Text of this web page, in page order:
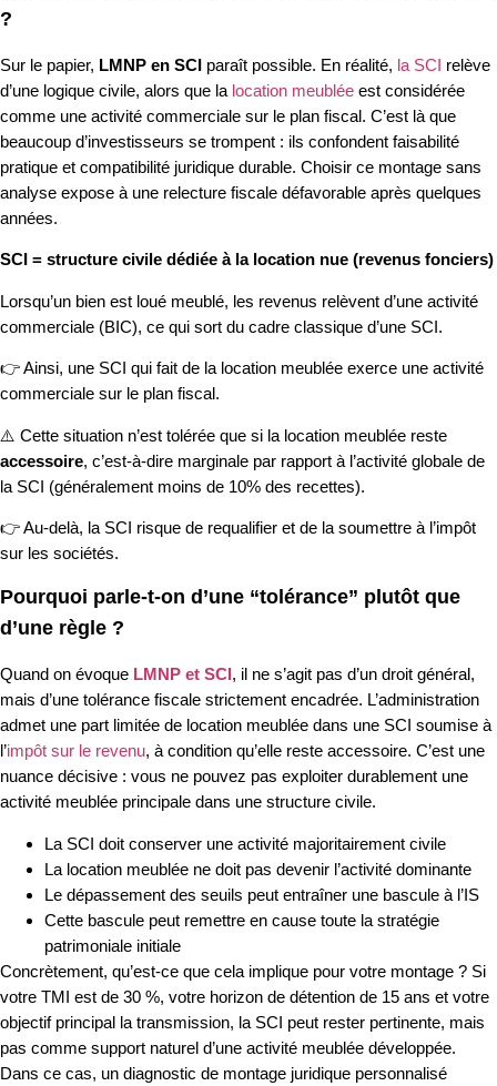
?
Sur le papier, LMNP en SCI paraît possible. En réalité, la SCI relève
d’une logique civile, alors que la location meublée est considérée
comme une activité commerciale sur le plan fiscal. C’est là que
beaucoup d’investisseurs se trompent : ils confondent faisabilité
pratique et compatibilité juridique durable. Choisir ce montage sans
analyse expose à une relecture fiscale défavorable après quelques
années.
SCI = structure civile dédiée à la location nue (revenus fonciers)
Lorsqu’un bien est loué meublé, les revenus relèvent d’une activité
commerciale (BIC), ce qui sort du cadre classique d’une SCI.
👉 Ainsi, une SCI qui fait de la location meublée exerce une activité
commerciale sur le plan fiscal.
⚠️ Cette situation n’est tolérée que si la location meublée reste
accessoire, c’est-à-dire marginale par rapport à l’activité globale de
la SCI (généralement moins de 10% des recettes).
👉 Au-delà, la SCI risque de requalifier et de la soumettre à l’impôt
sur les sociétés.
Pourquoi parle-t-on d’une “tolérance” plutôt que
d’une règle ?
Quand on évoque LMNP et SCI, il ne s’agit pas d’un droit général,
mais d’une tolérance fiscale strictement encadrée. L’administration
admet une part limitée de location meublée dans une SCI soumise à
l’impôt sur le revenu, à condition qu’elle reste accessoire. C’est une
nuance décisive : vous ne pouvez pas exploiter durablement une
activité meublée principale dans une structure civile.
La SCI doit conserver une activité majoritairement civile
La location meublée ne doit pas devenir l’activité dominante
Le dépassement des seuils peut entraîner une bascule à l’IS
Cette bascule peut remettre en cause toute la stratégie
patrimoniale initiale
Concrètement, qu’est-ce que cela implique pour votre montage ? Si
votre TMI est de 30 %, votre horizon de détention de 15 ans et votre
objectif principal la transmission, la SCI peut rester pertinente, mais
pas comme support naturel d’une activité meublée développée.
Dans ce cas, un diagnostic de montage juridique personnalisé